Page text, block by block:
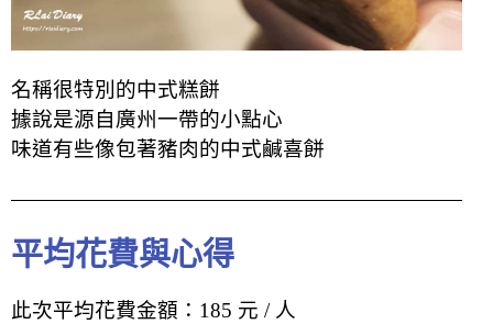
名稱很特別的中式糕餅
據說是源自廣州一帶的小點心
味道有些像包著豬肉的中式鹹喜餅
平均花費與心得
此次平均花費金額：185 元 / 人